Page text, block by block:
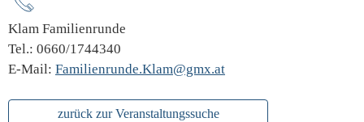
Klam Familienrunde
Tel.: 0660/1744340
E-Mail: Familienrunde.Klam@gmx.at
zurück zur Veranstaltungssuche